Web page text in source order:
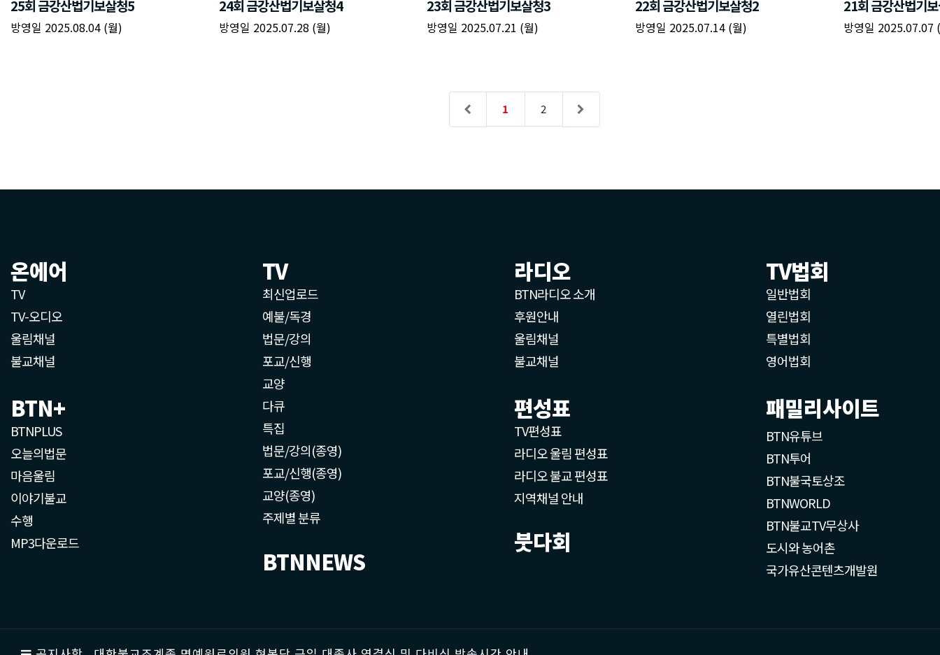
온에어
TV
TV-오디오
울림채널
불교채널
BTN+
BTNPLUS
오늘의법문
마음울림
이야기불교
수행
MP3다운로드
TV
최신업로드
예불/독경
법문/강의
포교/신행
교양
다큐
특집
법문/강의(종영)
포교/신행(종영)
교양(종영)
주제별 분류
BTNNEWS
라디오
BTN라디오 소개
후원안내
울림채널
불교채널
편성표
TV편성표
라디오 울림 편성표
라디오 불교 편성표
지역채널 안내
붓다회
TV법회
일반법회
열린법회
특별법회
영어법회
패밀리사이트
BTN유튜브
BTN투어
BTN불국토상조
BTNWORLD
BTN불교TV무상사
도시와 농어촌
국가유산콘텐츠개발원